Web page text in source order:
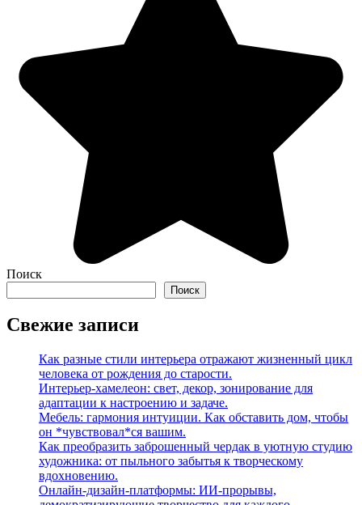
Поиск
Поиск
Свежие записи
Как разные стили интерьера отражают жизненный цикл
человека от рождения до старости.
Интерьер-хамелеон: свет, декор, зонирование для
адаптации к настроению и задаче.
Мебель: гармония интуиции. Как обставить дом, чтобы
он *чувствовал*ся вашим.
Как преобразить заброшенный чердак в уютную студию
художника: от пыльного забытья к творческому
вдохновению.
Онлайн-дизайн-платформы: ИИ-прорывы,